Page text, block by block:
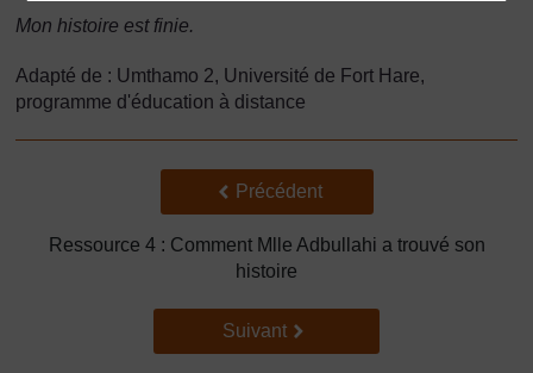
Mon histoire est finie.
Adapté de : Umthamo 2, Université de Fort Hare,
programme d'éducation à distance
Précédent
Précédent
Ressource 4 : Comment Mlle Adbullahi a trouvé son
histoire
Suivant
Suivant